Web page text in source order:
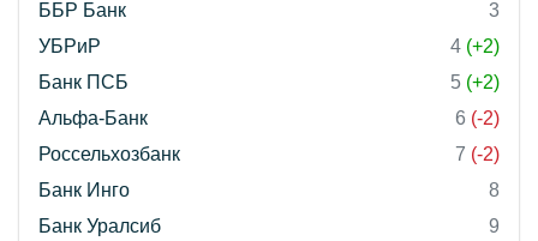
ББР Банк
3
УБРиР
4 (+2)
Банк ПСБ
5 (+2)
Альфа-Банк
6 (-2)
Россельхозбанк
7 (-2)
Банк Инго
8
Банк Уралсиб
9